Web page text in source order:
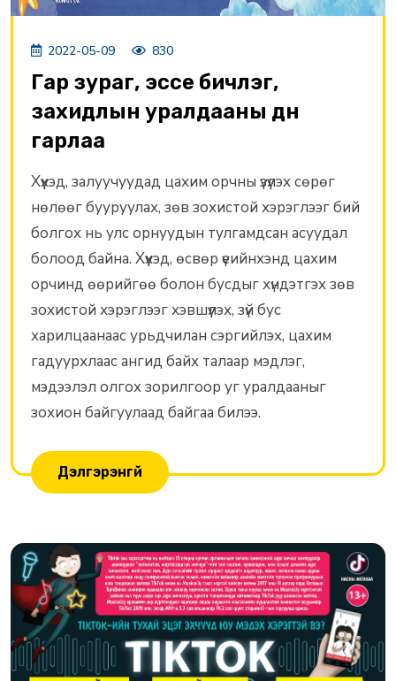
2022-05-09 830
Гар зураг, эссе бичлэг,
захидлын уралдааны дүн
гарлаа
Хүүхэд, залуучуудад цахим орчны үзүүлэх сөрөг
нөлөөг бууруулах, зөв зохистой хэрэглээг бий
болгох нь улс орнуудын тулгамдсан асуудал
болоод байна. Хүүхэд, өсвөр үеийнхэнд цахим
орчинд өөрийгөө болон бусдыг хүндэтгэх зөв
зохистой хэрэглээг хэвшүүлэх, зүй бус
харилцаанаас урьдчилан сэргийлэх, цахим
гадуурхлаас ангид байх талаар мэдлэг,
мэдээлэл олгох зорилгоор уг уралдааныг
зохион байгуулаад байгаа билээ.
Дэлгэрэнгүй